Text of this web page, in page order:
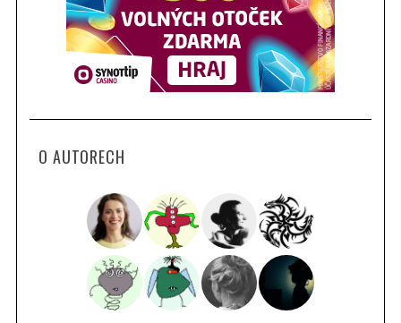
O AUTORECH